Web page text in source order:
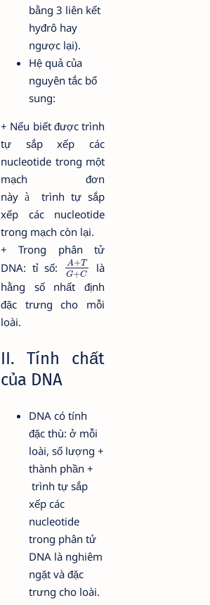
bằng 3 liên kết
hyđrô hay
ngược lại).
Hệ quả của
nguyên tắc bổ
sung:
+ Nếu biết được trình
tự sắp xếp các
nucleotide trong một
mạch đơn
này à
trình tự sắp
xếp các nucleotide
trong mạch còn lại.
+ Trong phân tử
DNA: tỉ số:
A+T
G+C
là
hằng số nhất định
đặc trưng cho mỗi
loài.
II. Tính chất
của DNA
DNA có tính
đặc thù: ở mỗi
loài, số lượng +
thành phần +
trình tự sắp
xếp các
nucleotide
trong phân tử
DNA là nghiêm
ngặt và đặc
trưng cho loài.